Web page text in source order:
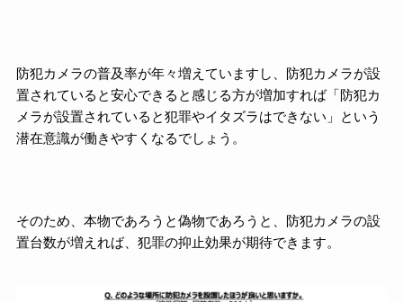
防犯カメラの普及率が年々増えていますし、防犯カメラが設
置されていると安心できると感じる方が増加すれば「防犯カ
メラが設置されていると犯罪やイタズラはできない」という
潜在意識が働きやすくなるでしょう。
そのため、本物であろうと偽物であろうと、防犯カメラの設
置台数が増えれば、犯罪の抑止効果が期待できます。